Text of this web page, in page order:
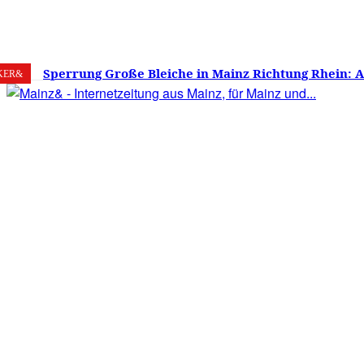
8. August 2026 22.9 Mainz
Sperrung Große Bleiche in Mainz Richtung Rhein:
verwirrt, Mainzer stinksauer – Haben die Mainzer